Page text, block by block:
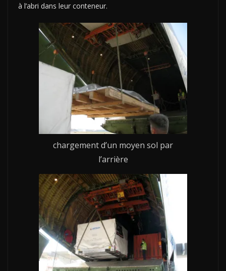
à l’abri dans leur conteneur.
chargement d’un moyen sol par
l’arrière